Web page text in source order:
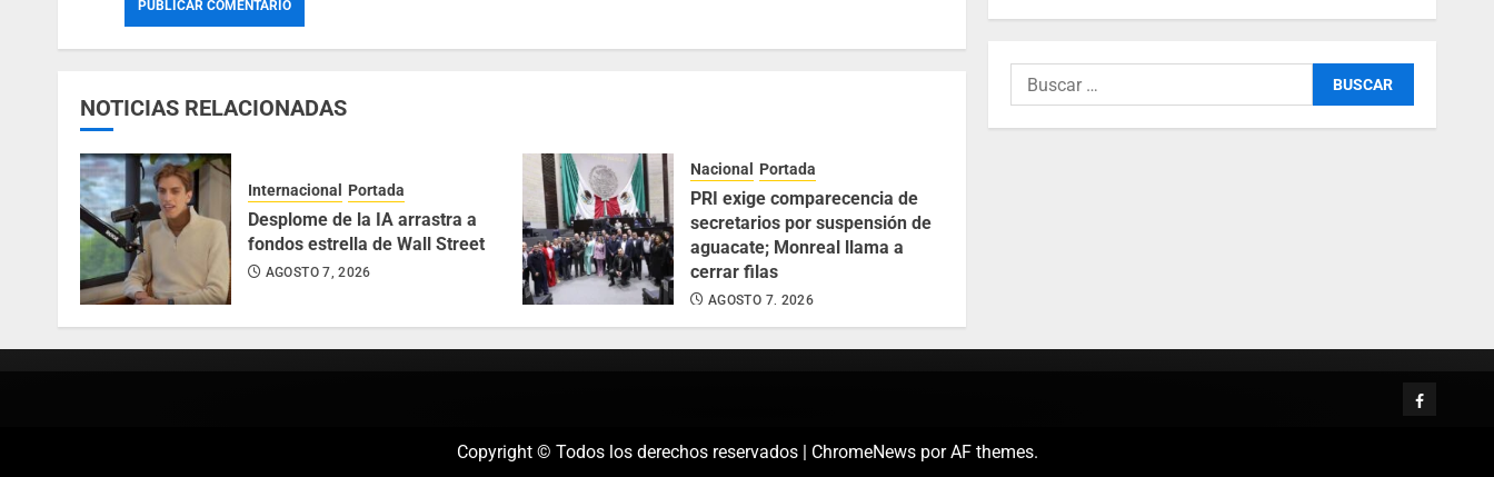
NOTICIAS RELACIONADAS
Internacional Portada
Desplome de la IA arrastra a
fondos estrella de Wall Street
AGOSTO 7, 2026
Nacional Portada
PRI exige comparecencia de
secretarios por suspensión de
aguacate; Monreal llama a
cerrar filas
AGOSTO 7, 2026
Copyright © Todos los derechos reservados ChromeNewspor AF themes.